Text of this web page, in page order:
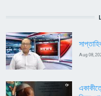
Aug 08,